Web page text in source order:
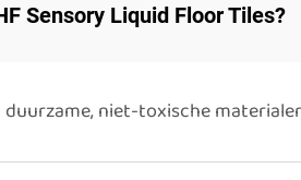
Sensory Liquid Floor Tiles?
duurzame, niet-toxische